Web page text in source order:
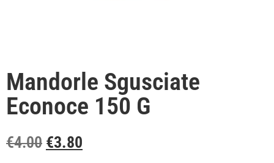
Mandorle Sgusciate
Econoce 150 G
€4.00 €3.80